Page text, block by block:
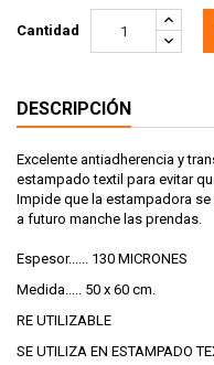
Cantidad
DESCRIPCIÓN
Excelente antiadherencia y
estampado textil para evitar
Impide que la estampadora
a futuro manche las prendas.
Espesor...... 130 MICRONES
Medida..... 50 x 60 cm.
RE UTILIZABLE
SE UTILIZA EN ESTAMPADO